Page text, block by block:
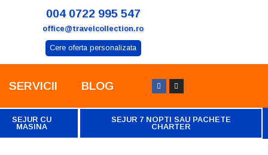
004 0722 995 547
office@travelcollection.ro
Cere oferta personalizata
SERVICII BLOG
SEJUR CU
MASINA
SEJUR 7 NOPTI SAU PACHETE
CHARTER